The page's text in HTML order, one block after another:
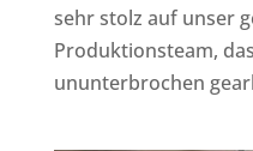
sehr stolz auf unser
Produktionsteam,
ununterbrochen